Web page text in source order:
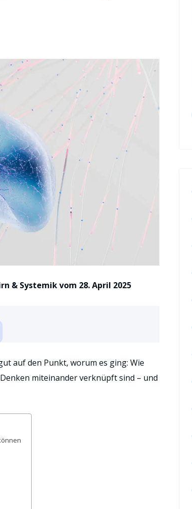
& Systemik vom 28. April 2025
auf den Punkt, worum es ging: Wie
miteinander verknüpft sind – und